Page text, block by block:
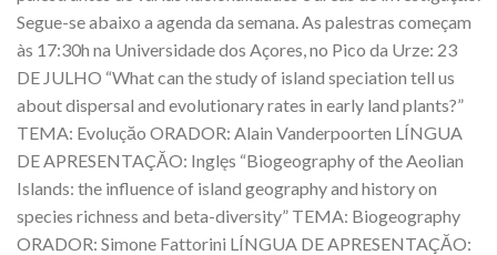
Segue-se abaixo a agenda da semana. As palestras começam
às 17:30h na Universidade dos Açores, no Pico da Urze: 23
DE JULHO “What can the study of island speciation tell us
about dispersal and evolutionary rates in early land plants?”
TEMA: Evoluçăo ORADOR: Alain Vanderpoorten LÍNGUA
DE APRESENTAÇĂO: Inglęs “Biogeography of the Aeolian
Islands: the influence of island geography and history on
species richness and beta-diversity” TEMA: Biogeography
ORADOR: Simone Fattorini LÍNGUA DE APRESENTAÇĂO: